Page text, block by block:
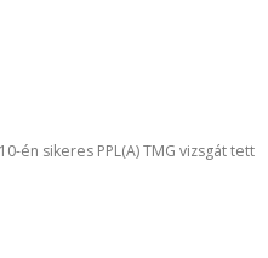
én sikeres PPL(A) TMG vizsgát tett